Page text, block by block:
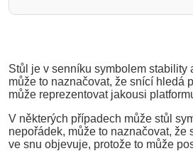
Stůl je v senníku symbolem stability
může to naznačovat, že snící hledá
může reprezentovat jakousi
V některých případech může stůl
nepořádek, může to naznačovat,
ve snu objevuje, protože to může